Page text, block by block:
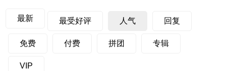
最新 最受好评 人气 回复
免费 付费 拼团 专辑
VIP